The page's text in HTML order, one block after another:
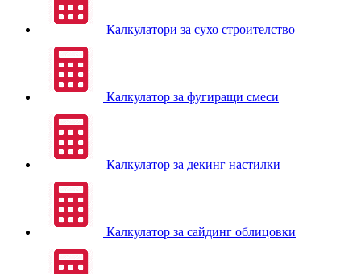
Калкулатори за сухо строителство
Калкулатор за фугиращи смеси
Калкулатор за декинг настилки
Калкулатор за сайдинг облицовки